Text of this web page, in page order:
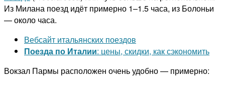
Из Милана поезд идёт примерно 1–1.5 часа, из Болоньи
— около часа.
Вебсайт итальянских поездов
Поезда по Италии: цены, скидки, как сэкономить
Вокзал Пармы расположен очень удобно — примерно: